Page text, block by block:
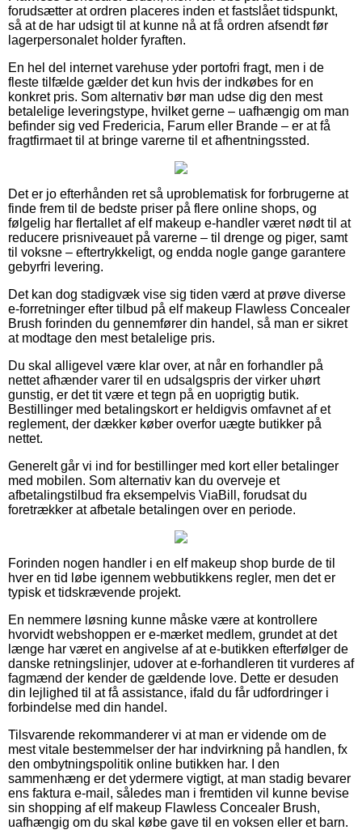
forudsætter at ordren placeres inden et fastslået tidspunkt,
så at de har udsigt til at kunne nå at få ordren afsendt før
lagerpersonalet holder fyraften.
En hel del internet varehuse yder portofri fragt, men i de
fleste tilfælde gælder det kun hvis der indkøbes for en
konkret pris. Som alternativ bør man udse dig den mest
betalelige leveringstype, hvilket gerne – uafhængig om man
befinder sig ved Fredericia, Farum eller Brande – er at få
fragtfirmaet til at bringe varerne til et afhentningssted.
Det er jo efterhånden ret så uproblematisk for forbrugerne at
finde frem til de bedste priser på flere online shops, og
følgelig har flertallet af elf makeup e-handler været nødt til at
reducere prisniveauet på varerne – til drenge og piger, samt
til voksne – eftertrykkeligt, og endda nogle gange garantere
gebyrfri levering.
Det kan dog stadigvæk vise sig tiden værd at prøve diverse
e-forretninger efter tilbud på elf makeup Flawless Concealer
Brush forinden du gennemfører din handel, så man er sikret
at modtage den mest betalelige pris.
Du skal alligevel være klar over, at når en forhandler på
nettet afhænder varer til en udsalgspris der virker uhørt
gunstig, er det tit være et tegn på en uoprigtig butik.
Bestillinger med betalingskort er heldigvis omfavnet af et
reglement, der dækker køber overfor uægte butikker på
nettet.
Generelt går vi ind for bestillinger med kort eller betalinger
med mobilen. Som alternativ kan du overveje et
afbetalingstilbud fra eksempelvis ViaBill, forudsat du
foretrækker at afbetale betalingen over en periode.
Forinden nogen handler i en elf makeup shop burde de til
hver en tid løbe igennem webbutikkens regler, men det er
typisk et tidskrævende projekt.
En nemmere løsning kunne måske være at kontrollere
hvorvidt webshoppen er e-mærket medlem, grundet at det
længe har været en angivelse af at e-butikken efterfølger de
danske retningslinjer, udover at e-forhandleren tit vurderes af
fagmænd der kender de gældende love. Dette er desuden
din lejlighed til at få assistance, ifald du får udfordringer i
forbindelse med din handel.
Tilsvarende rekommanderer vi at man er vidende om de
mest vitale bestemmelser der har indvirkning på handlen, fx
den ombytningspolitik online butikken har. I den
sammenhæng er det ydermere vigtigt, at man stadig bevarer
ens faktura e-mail, således man i fremtiden vil kunne bevise
sin shopping af elf makeup Flawless Concealer Brush,
uafhængig om du skal købe gave til en voksen eller et barn.